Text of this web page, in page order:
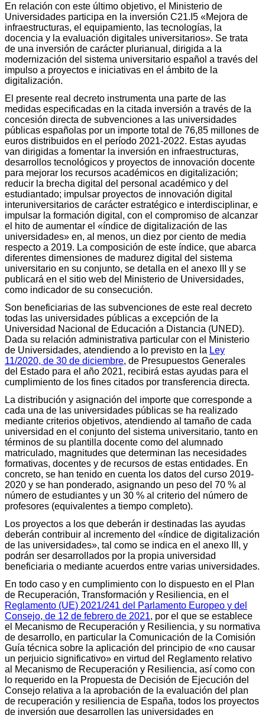
En relación con este último objetivo, el Ministerio de
Universidades participa en la inversión C21.I5 «Mejora de
infraestructuras, el equipamiento, las tecnologías, la
docencia y la evaluación digitales universitarios». Se trata
de una inversión de carácter plurianual, dirigida a la
modernización del sistema universitario español a través del
impulso a proyectos e iniciativas en el ámbito de la
digitalización.
El presente real decreto instrumenta una parte de las
medidas especificadas en la citada inversión a través de la
concesión directa de subvenciones a las universidades
públicas españolas por un importe total de 76,85 millones de
euros distribuidos en el período 2021-2022. Estas ayudas
van dirigidas a fomentar la inversión en infraestructuras,
desarrollos tecnológicos y proyectos de innovación docente
para mejorar los recursos académicos en digitalización;
reducir la brecha digital del personal académico y del
estudiantado; impulsar proyectos de innovación digital
interuniversitarios de carácter estratégico e interdisciplinar, e
impulsar la formación digital, con el compromiso de alcanzar
el hito de aumentar el «índice de digitalización de las
universidades» en, al menos, un diez por ciento de media
respecto a 2019. La composición de este índice, que abarca
diferentes dimensiones de madurez digital del sistema
universitario en su conjunto, se detalla en el anexo III y se
publicará en el sitio web del Ministerio de Universidades,
como indicador de su consecución.
Son beneficiarias de las subvenciones de este real decreto
todas las universidades públicas a excepción de la
Universidad Nacional de Educación a Distancia (UNED).
Dada su relación administrativa particular con el Ministerio
de Universidades, atendiendo a lo previsto en la Ley
11/2020, de 30 de diciembre, de Presupuestos Generales
del Estado para el año 2021, recibirá estas ayudas para el
cumplimiento de los fines citados por transferencia directa.
La distribución y asignación del importe que corresponde a
cada una de las universidades públicas se ha realizado
mediante criterios objetivos, atendiendo al tamaño de cada
universidad en el conjunto del sistema universitario, tanto en
términos de su plantilla docente como del alumnado
matriculado, magnitudes que determinan las necesidades
formativas, docentes y de recursos de estas entidades. En
concreto, se han tenido en cuenta los datos del curso 2019-
2020 y se han ponderado, asignando un peso del 70 % al
número de estudiantes y un 30 % al criterio del número de
profesores (equivalentes a tiempo completo).
Los proyectos a los que deberán ir destinadas las ayudas
deberán contribuir al incremento del «índice de digitalización
de las universidades», tal como se indica en el anexo III, y
podrán ser desarrollados por la propia universidad
beneficiaria o mediante acuerdos entre varias universidades.
En todo caso y en cumplimiento con lo dispuesto en el Plan
de Recuperación, Transformación y Resiliencia, en el
Reglamento (UE) 2021/241 del Parlamento Europeo y del
Consejo, de 12 de febrero de 2021, por el que se establece
el Mecanismo de Recuperación y Resiliencia, y su normativa
de desarrollo, en particular la Comunicación de la Comisión
Guía técnica sobre la aplicación del principio de «no causar
un perjuicio significativo» en virtud del Reglamento relativo
al Mecanismo de Recuperación y Resiliencia, así como con
lo requerido en la Propuesta de Decisión de Ejecución del
Consejo relativa a la aprobación de la evaluación del plan
de recuperación y resiliencia de España, todos los proyectos
de inversión que desarrollen las universidades en